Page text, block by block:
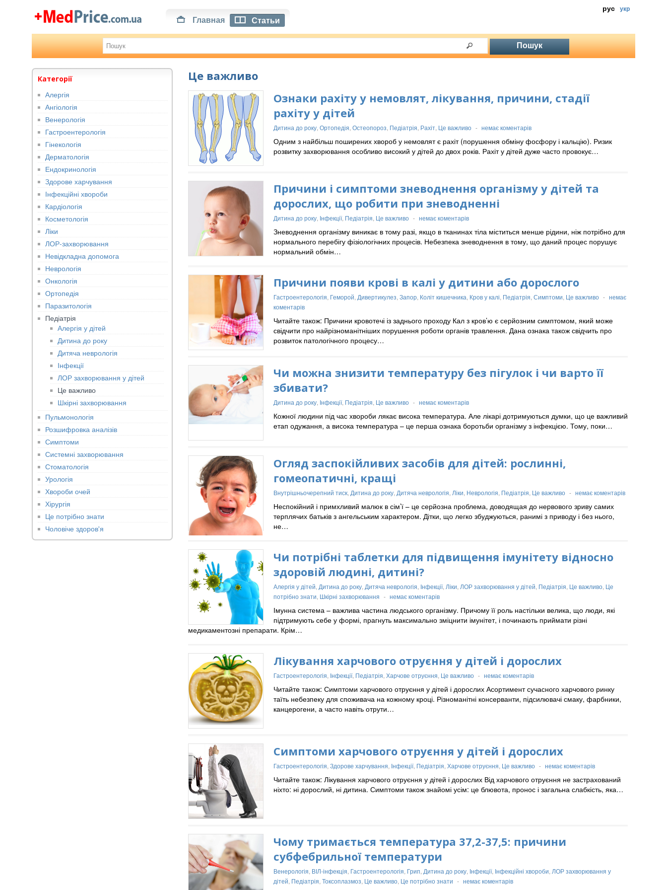
рус укр
Главная Статьи
Це важливо
Ознаки рахіту у немовлят, лікування, причини, стадії
рахіту у дітей
Дитина до року, Ортопедія, Остеопороз, Педіатрія, Рахіт, Це важливо - немає коментарів
Одним з найбільш поширених хвороб у немовлят є рахіт (порушення обміну фосфору і кальцію). Ризик
розвитку захворювання особливо високий у дітей до двох років. Рахіт у дітей дуже часто провокує…
Причини і симптоми зневоднення організму у дітей та
дорослих, що робити при зневодненні
Дитина до року, Інфекції, Педіатрія, Це важливо - немає коментарів
Зневоднення організму виникає в тому разі, якщо в тканинах тіла міститься менше рідини, ніж потрібно для
нормального перебігу фізіологічних процесів. Небезпека зневоднення в тому, що даний процес порушує
нормальний обмін…
Причини появи крові в калі у дитини або дорослого
Гастроентерологія, Геморой, Дивертикулез, Запор, Коліт кишечника, Кров у калі, Педіатрія, Симптоми, Це важливо - немає
коментарів
Читайте також: Причини кровотечі із заднього проходу Кал з кров’ю є серйозним симптомом, який може
свідчити про найрізноманітніших порушення роботи органів травлення. Дана ознака також свідчить про
розвиток патологічного процесу…
Чи можна знизити температуру без пігулок і чи варто її
збивати?
Дитина до року, Інфекції, Педіатрія, Це важливо - немає коментарів
Кожної людини під час хвороби лякає висока температура. Але лікарі дотримуються думки, що це важливий
етап одужання, а висока температура – це перша ознака боротьби організму з інфекцією. Тому, поки…
Огляд заспокійливих засобів для дітей: рослинні,
гомеопатичні, кращі
Внутрішньочерепний тиск, Дитина до року, Дитяча неврологія, Ліки, Неврологія, Педіатрія, Це важливо - немає коментарів
Неспокійний і примхливий малюк в сім’ї – це серйозна проблема, доводящая до нервового зриву самих
терплячих батьків з ангельським характером. Дітки, що легко збуджуються, ранимі з приводу і без нього,
не…
Чи потрібні таблетки для підвищення імунітету відносно
здоровій людині, дитині?
Алергія у дітей, Дитина до року, Дитяча неврологія, Інфекції, Ліки, ЛОР захворювання у дітей, Педіатрія, Це важливо, Це
потрібно знати, Шкірні захворювання - немає коментарів
Імунна система – важлива частина людського організму. Причому її роль настільки велика, що люди, які
підтримують себе у формі, прагнуть максимально зміцнити імунітет, і починають приймати різні
медикаментозні препарати. Крім…
Лікування харчового отруєння у дітей і дорослих
Гастроентерологія, Інфекції, Педіатрія, Харчове отруєння, Це важливо - немає коментарів
Читайте також: Симптоми харчового отруєння у дітей і дорослих Асортимент сучасного харчового ринку
таїть небезпеку для споживача на кожному кроці. Різноманітні консерванти, підсилювачі смаку, фарбники,
канцерогени, а часто навіть отрути…
Симптоми харчового отруєння у дітей і дорослих
Гастроентерологія, Здорове харчування, Інфекції, Педіатрія, Харчове отруєння, Це важливо - немає коментарів
Читайте також: Лікування харчового отруєння у дітей і дорослих Від харчового отруєння не застрахований
ніхто: ні дорослий, ні дитина. Симптоми також знайомі усім: це блювота, пронос і загальна слабкість, яка…
Чому тримається температура 37,2-37,5: причини
субфебрильної температури
Венерологія, ВІЛ-інфекція, Гастроентерологія, Грип, Дитина до року, Інфекції, Інфекційні хвороби, ЛОР захворювання у
дітей, Педіатрія, Токсоплазмоз, Це важливо, Це потрібно знати - немає коментарів
Категорії
Алергія
Ангіологія
Венерологія
Гастроентерологія
Гінекологія
Дерматологія
Ендокринологія
Здорове харчування
Інфекційні хвороби
Кардіологія
Косметологія
Ліки
ЛОР-захворювання
Невідкладна допомога
Неврологія
Онкологія
Ортопедія
Паразитологія
Педіатрія
Алергія у дітей
Дитина до року
Дитяча неврологія
Інфекції
ЛОР захворювання у дітей
Це важливо
Шкірні захворювання
Пульмонологія
Розшифровка аналізів
Симптоми
Системні захворювання
Стоматологія
Урологія
Хвороби очей
Хірургія
Це потрібно знати
Чоловіче здоров'я